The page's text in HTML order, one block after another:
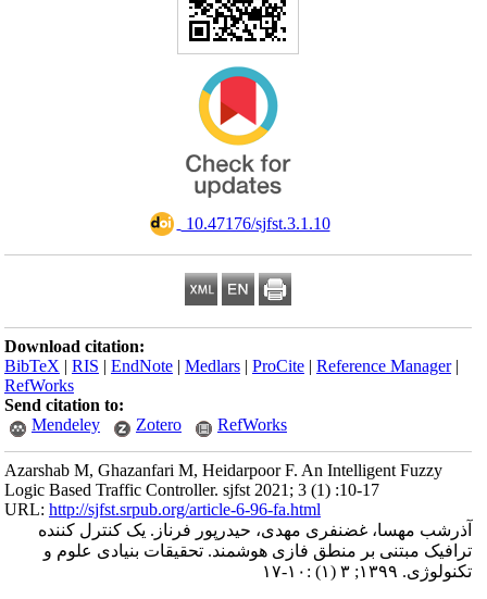
‎ 10.47176/sjfst.3.1.10
Download citation:
BibTeX |RIS |EndNote |Medlars |ProCite |Reference Manager
RefWorks
Send citation to:
Mendeley
Zotero RefWorks
Azarshab M, Ghazanfari M, Heidarpoor F. An Intelligent Fuzzy
Logic Based Traffic Controller. sjfst 2021; 3 (1) :10-17
URL:http://sjfst.srpub.org/article-6-96-fa.html
آذرشب مهسا، غضنفری مهدی، حیدرپور فرناز. یک کنترل کننده
ترافیک مبتنی بر منطق فازی هوشمند. تحقیقات بنیادی علوم و
تکنولوژی. ۱۳۹۹; ۳ (۱) :۱۰-۱۷